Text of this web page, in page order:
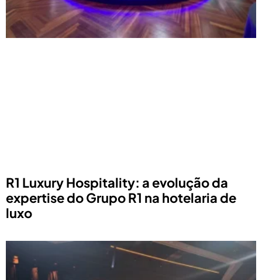
R1 Luxury Hospitality: a evolução da
expertise do Grupo R1 na hotelaria de
luxo